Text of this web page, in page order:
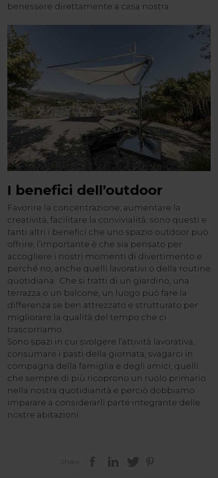
benessere direttamente a casa nostra.
I benefici dell’outdoor
Favorire la concentrazione, aumentare la
creatività, facilitare la convivialità: sono questi e
tanti altri i benefici che uno spazio outdoor può
offrire; l’importante è che sia pensato per
accogliere i nostri momenti di divertimento e
perché no, anche quelli lavorativi o della routine
quotidiana. Che si tratti di un giardino, una
terrazza o un balcone, un luogo può fare la
differenza se ben attrezzato e strutturato per
migliorare la qualità del tempo che ci
trascorriamo.
Sono spazi in cui svolgere l’attività lavorativa,
consumare i pasti della giornata, svagarci in
compagna della famiglia e degli amici, quelli
che sempre di più ricoprono un ruolo primario
nella nostra quotidianità e perciò dobbiamo
imparare a considerarli parte integrante delle
nostre abitazioni.
Share